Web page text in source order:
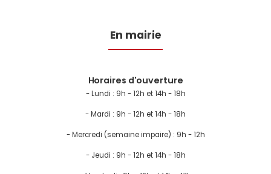
En mairie
Horaires d'ouverture
- Lundi : 9h - 12h et 14h - 18h
- Mardi : 9h - 12h et 14h - 18h
- Mercredi (semaine impaire) : 9h - 12h
- Jeudi : 9h - 12h et 14h - 18h